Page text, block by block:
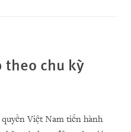
theo chu kỳ
Việt Nam tiến hành